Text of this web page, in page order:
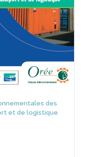
des
et de logistique